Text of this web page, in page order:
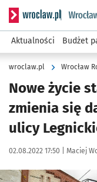
Serwis informacyjny
Aktualności Budżet
wroclaw.pl Wrocław
Nowe życie
zmienia się
ulicy
Data publikacji:
02.08.2022 17:50 | Autor:
Maciej
Kliknij, aby zobaczyć